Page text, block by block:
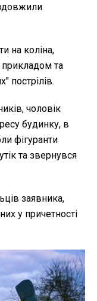
на коліна,
прикладом та
пострілів.
чоловік
будинку, в
фігуранти
та звернувся
заявника,
у причетності